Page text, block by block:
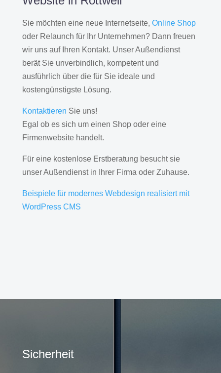
Sie möchten eine neue Internetseite, Online Shop
oder Relaunch für Ihr Unternehmen? Dann freuen
wir uns auf Ihren Kontakt. Unser Außendienst
berät Sie unverbindlich, kompetent und
ausführlich über die für Sie ideale und
kostengünstigste Lösung.
Kontaktieren Sie uns!
Egal ob es sich um einen Shop oder eine
Firmenwebsite handelt.
Für eine kostenlose Erstberatung besucht sie
unser Außendienst in Ihrer Firma oder Zuhause.
Beispiele für modernes Webdesign realisiert mit
WordPress CMS
Sicherheit